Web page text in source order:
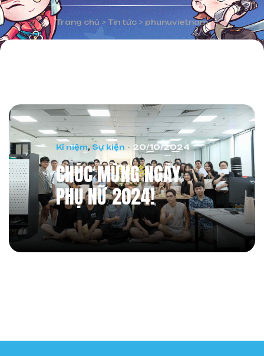
Trang chủ > Tin tức > phunuvietnam
Kỉ niệm, Sự kiện 20/10/2024
CHÚC MỪNG NGÀY
PHỤ NỮ 2024!